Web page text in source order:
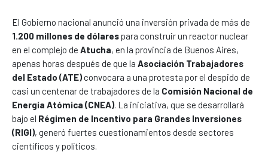
El Gobierno nacional anunció una inversión privada de más de
1.200 millones de dólarespara construir un reactor nuclear
en el complejo de Atucha, en la provincia de Buenos Aires,
apenas horas después de que la Asociación Trabajadores
del Estado (ATE)convocara a una protesta por el despido de
casi un centenar de trabajadores de la Comisión Nacional de
Energía Atómica (CNEA). La iniciativa, que se desarrollará
bajo el Régimen de Incentivo para Grandes Inversiones
(RIGI), generó fuertes cuestionamientos desde sectores
científicos y políticos.